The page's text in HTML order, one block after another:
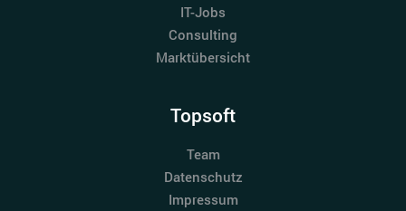
IT-Jobs
Consulting
Marktübersicht
Topsoft
Team
Datenschutz
Impressum